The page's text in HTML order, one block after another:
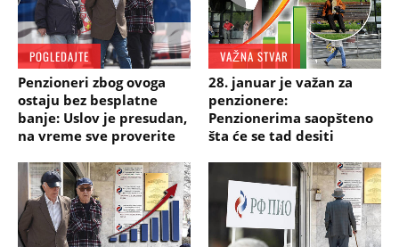
POGLEDAJTE
Penzioneri zbog ovoga
ostaju bez besplatne
banje: Uslov je presudan,
na vreme sve proverite
VAŽNA STVAR
28. januar je važan za
penzionere:
Penzionerima saopšteno
šta će se tad desiti